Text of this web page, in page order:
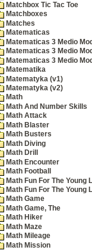
Matchbox Tic Tac Toe
Matchboxes
Matches
Matematicas
Matematicas 3 Medio
Matematicas 3 Medio
Matematicas 3 Medio
Matematika
Matematyka (v1)
Matematyka (v2)
Math
Math And Number Skills
Math Attack
Math Blaster
Math Busters
Math Diving
Math Drill
Math Encounter
Math Football
Math Fun For The Young
Math Fun For The Young
Math Game
Math Game, The
Math Hiker
Math Maze
Math Mileage
Math Mission